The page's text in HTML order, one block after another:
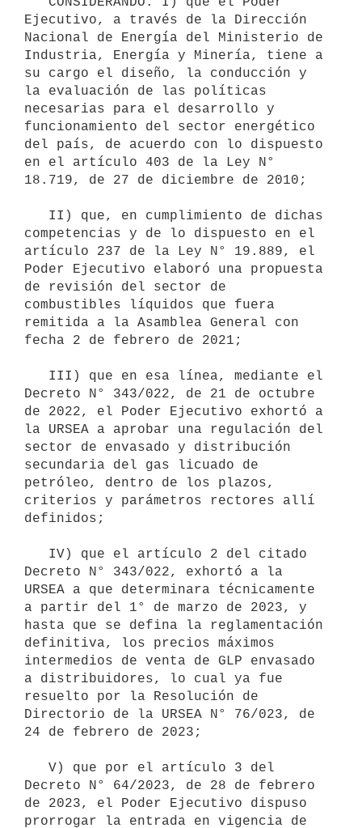
Ejecutivo, a través de la Dirección
Nacional de Energía del Ministerio de
Industria, Energía y Minería, tiene a
su cargo el diseño, la conducción y
la evaluación de las políticas
necesarias para el desarrollo y
funcionamiento del sector energético
del país, de acuerdo con lo dispuesto
en el artículo 403 de la Ley N°
18.719, de 27 de diciembre de 2010;
competencias y de lo dispuesto en el
artículo 237 de la Ley N° 19.889, el
Poder Ejecutivo elaboró una propuesta
de revisión del sector de
combustibles líquidos que fuera
remitida a la Asamblea General con
fecha 2 de febrero de 2021;
Decreto N° 343/022, de 21 de octubre
de 2022, el Poder Ejecutivo exhortó a
la URSEA a aprobar una regulación del
sector de envasado y distribución
secundaria del gas licuado de
petróleo, dentro de los plazos,
criterios y parámetros rectores allí
definidos;
Decreto N° 343/022, exhortó a la
URSEA a que determinara técnicamente
a partir del 1° de marzo de 2023, y
hasta que se defina la reglamentación
definitiva, los precios máximos
intermedios de venta de GLP envasado
a distribuidores, lo cual ya fue
resuelto por la Resolución de
Directorio de la URSEA N° 76/023, de
24 de febrero de 2023;
Decreto N° 64/2023, de 28 de febrero
de 2023, el Poder Ejecutivo dispuso
prorrogar la entrada en vigencia de